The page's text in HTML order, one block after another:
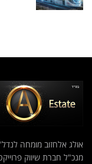
אולג אלחזוב מומחה
מנכ"ל חברת שיווק